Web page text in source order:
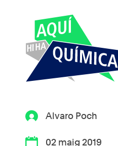
Alvaro Poch
02 maig 2019